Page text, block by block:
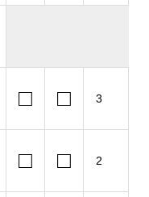
□ □ 3
□ □ 2